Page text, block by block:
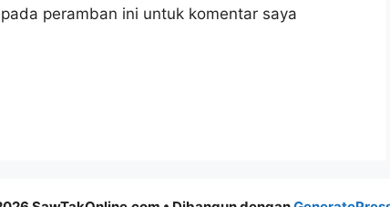
peramban ini untuk komentar saya